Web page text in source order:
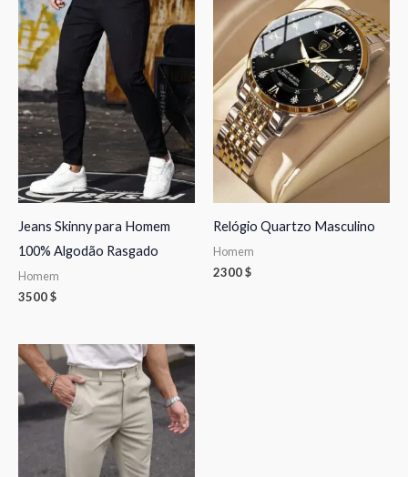
Jeans Skinny para Homem
100% Algodão Rasgado
Homem
3500$
Relógio Quartzo Masculino
Homem
2300$